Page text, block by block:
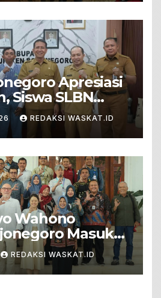
Apresiasi
Siswa SLBN
Baureno Masuk
Nasional
REDAKSI WASKAT.ID
Wahono
Masuk
Geopark
REDAKSI WASKAT.ID